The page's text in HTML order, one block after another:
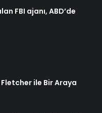
FBI ajanı, ABD’de
ile Bir Araya